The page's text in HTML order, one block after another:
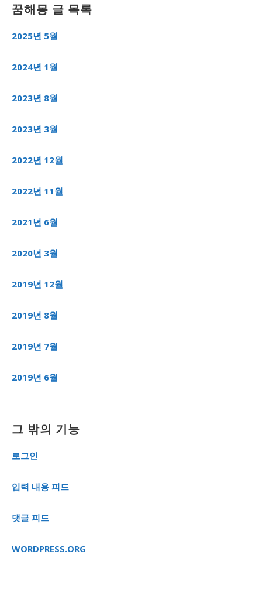
꿈해몽 글 목록
2025년 5월
2024년 1월
2023년 8월
2023년 3월
2022년 12월
2022년 11월
2021년 6월
2020년 3월
2019년 12월
2019년 8월
2019년 7월
2019년 6월
그 밖의 기능
로그인
입력 내용 피드
댓글 피드
WORDPRESS.ORG